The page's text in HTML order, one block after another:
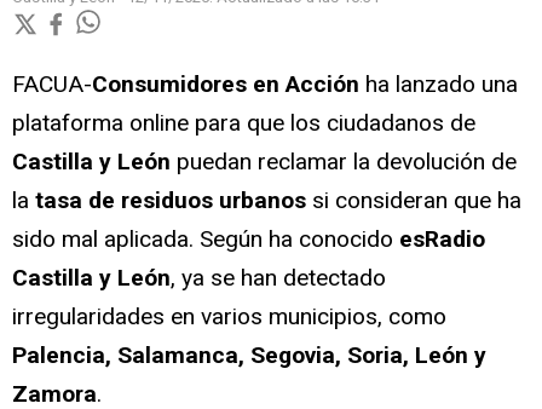
FACUA-Consumidores en Acción ha lanzado una
plataforma online para que los ciudadanos de
Castilla y León puedan reclamar la devolución de
la tasa de residuos urbanos si consideran que ha
sido mal aplicada. Según ha conocido esRadio
Castilla y León, ya se han detectado
irregularidades en varios municipios, como
Palencia, Salamanca, Segovia, Soria, León y
Zamora.